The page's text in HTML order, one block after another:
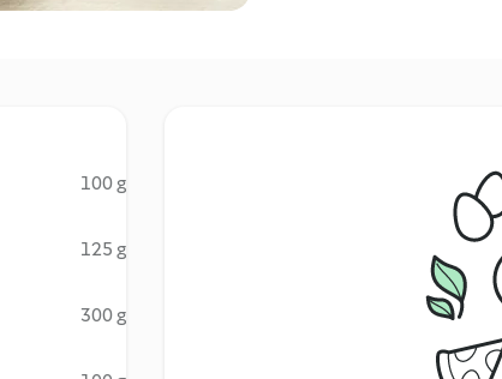
100 g
125 g
300 g